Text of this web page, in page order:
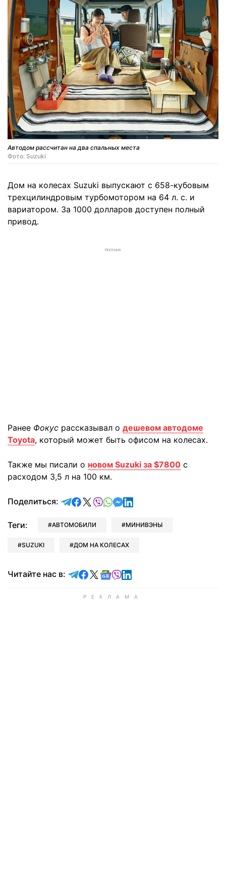
Автодом рассчитан на два спальных места
Фото: Suzuki
Дом на колесах Suzuki выпускают с 658-кубовым
трехцилиндровым турбомотором на 64 л. с. и
вариатором. За 1000 долларов доступен полный
привод.
РЕКЛАМА
Ранее Фокус рассказывал о дешевом автодоме
Toyota, который может быть офисом на колесах.
Также мы писали о новом Suzuki за $7800 с
расходом 3,5 л на 100 км.
Поделиться: отправить в Telegram
поделиться в Facebook
поделиться в X
отправить в Viber
отправить в Whatsapp
отправить в Messenger
отправить в LinkedIn
Теги: АВТОМОБИЛИ МИНИВЭНЫ
SUZUKI ДОМ НА КОЛЕСАХ
Читайте нас в: Читайте в Telegram
Читайте в Facebook
Читайте в X
Читайте в Google news
Читайте в Viber
Читайте в LinkedIn